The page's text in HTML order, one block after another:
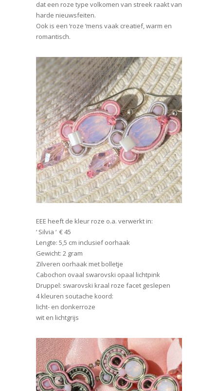
dat een roze type volkomen van streek raakt van
harde nieuwsfeiten.
Ook is een ‘roze ‘mens vaak creatief, warm en
romantisch.
EEE heeft de kleur roze o.a. verwerkt in:
‘ Silvia ‘ € 45
Lengte: 5,5 cm inclusief oorhaak
Gewicht: 2 gram
Zilveren oorhaak met bolletje
Cabochon ovaal swarovski opaal lichtpink
Druppel: swarovski kraal roze facet geslepen
4 kleuren soutache koord:
licht- en donkerroze
wit en lichtgrijs